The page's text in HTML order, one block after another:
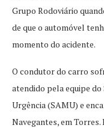
Grupo Rodoviário
de que o automóvel
momento do acidente.
O condutor do carro
atendido pela equipe
Urgência (SAMU) e
Navegantes, em